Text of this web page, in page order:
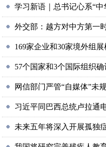
学习新语｜总书记心系“中
外交部：越方对中方第一
169家企业和30家境外组
57个国家和3个国际组织
网信部门严管“自媒体”未
习近平同巴西总统卢拉通
未来五年将深入开展孤独